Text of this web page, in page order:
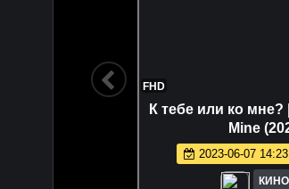
FHD
К тебе или ко мне?
Mine
2023-06-07 14:23